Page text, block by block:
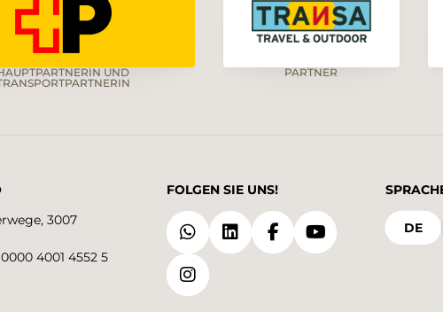
UND
PARTNER
3007
4001 4552 5
FOLGEN SIE UNS!
DE